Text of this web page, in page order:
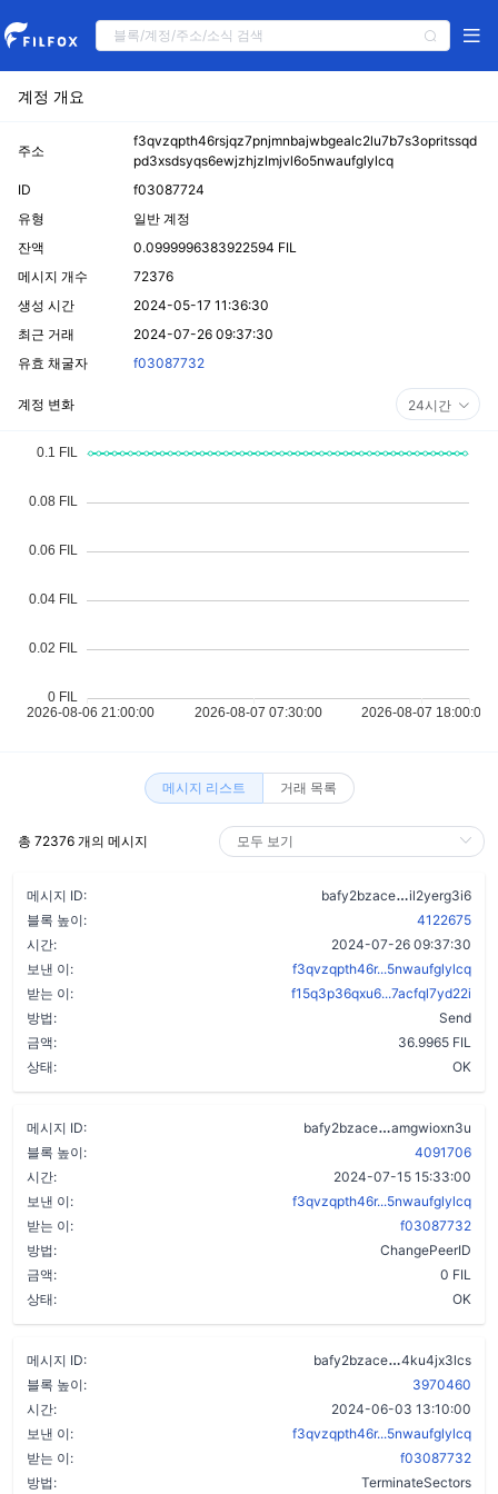
계정 개요
주소
f3qvzqpth46rsjqz7pnjmnbajwbgealc2lu7b7s3opritssqd
pd3xsdsyqs6ewjzhjzlmjvl6o5nwaufglylcq
ID
f03087724
유형
일반 계정
잔액
0.0999996383922594 FIL
메시지 개수
72376
생성 시간
2024-05-17 11:36:30
최근 거래
2024-07-26 09:37:30
유효 채굴자
f03087732
계정 변화 24시간
메시지 리스트 거래 목록
총 72376 개의 메시지
메시지 ID: bafy2bzace
il2yerg3i6
블록 높이:
4122675
시간:
2024-07-26 09:37:30
보낸 이:
f3qvzqpth46r...5nwaufglylcq
받는 이:
f15q3p36qxu6...7acfql7yd22i
방법:
Send
금액:
36.9965 FIL
상태:
OK
메시지 ID: bafy2bzace
amgwioxn3u
블록 높이:
4091706
시간:
2024-07-15 15:33:00
보낸 이:
f3qvzqpth46r...5nwaufglylcq
받는 이:
f03087732
방법:
ChangePeerID
금액:
0 FIL
상태:
OK
메시지 ID: bafy2bzace
4ku4jx3lcs
블록 높이:
3970460
시간:
2024-06-03 13:10:00
보낸 이:
f3qvzqpth46r...5nwaufglylcq
받는 이:
f03087732
방법:
TerminateSectors